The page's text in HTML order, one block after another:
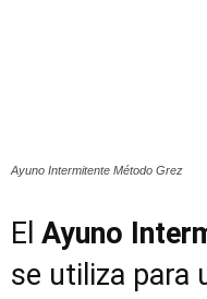
Ayuno Intermitente Método Grez
El Ayuno
se utiliza para